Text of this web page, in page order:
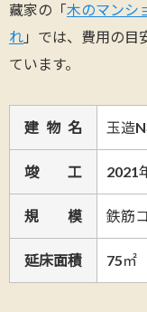
藏家の「木のマンシ
れ 」では、費用の目
ています。
建 物 名 玉造
竣 工 2021
規 模 鉄筋
延床面積 75㎡